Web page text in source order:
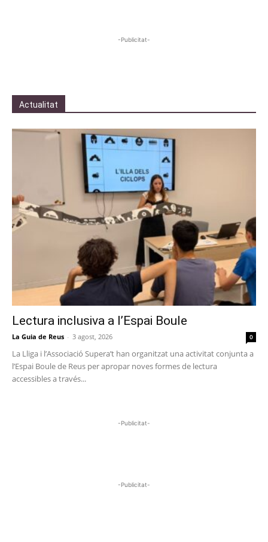
-Publicitat-
Actualitat
Lectura inclusiva a l’Espai Boule
La Guia de Reus - 3 agost, 2026 0
La Lliga i l’Associació Supera’t han organitzat una activitat conjunta a
l’Espai Boule de Reus per apropar noves formes de lectura
accessibles a través...
-Publicitat-
-Publicitat-